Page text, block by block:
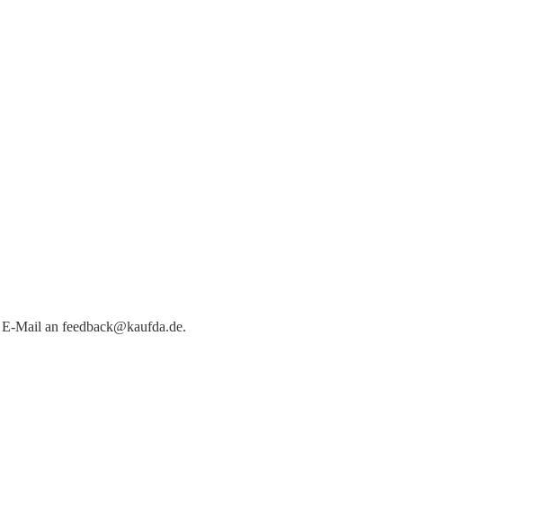
Mail an feedback@kaufda.de.